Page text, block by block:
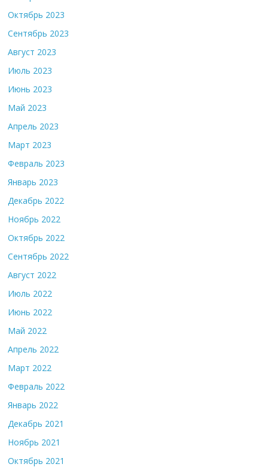
Октябрь 2023
Сентябрь 2023
Август 2023
Июль 2023
Июнь 2023
Май 2023
Апрель 2023
Март 2023
Февраль 2023
Январь 2023
Декабрь 2022
Ноябрь 2022
Октябрь 2022
Сентябрь 2022
Август 2022
Июль 2022
Июнь 2022
Май 2022
Апрель 2022
Март 2022
Февраль 2022
Январь 2022
Декабрь 2021
Ноябрь 2021
Октябрь 2021